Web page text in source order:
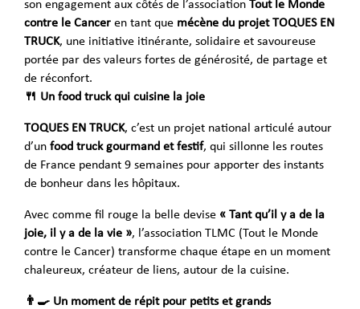
son engagement aux côtés de l’association Tout le Monde
contre le Cancer en tant que mécène du projet TOQUES EN
TRUCK, une initiative itinérante, solidaire et savoureuse
portée par des valeurs fortes de générosité, de partage et
de réconfort.
🍴 Un food truck qui cuisine la joie
TOQUES EN TRUCK, c’est un projet national articulé autour
d’un food truck gourmand et festif, qui sillonne les routes
de France pendant 9 semaines pour apporter des instants
de bonheur dans les hôpitaux.
Avec comme fil rouge la belle devise « Tant qu’il y a de la
joie, il y a de la vie », l’association TLMC (Tout le Monde
contre le Cancer) transforme chaque étape en un moment
chaleureux, créateur de liens, autour de la cuisine.
👨‍🍳 Un moment de répit pour petits et grands